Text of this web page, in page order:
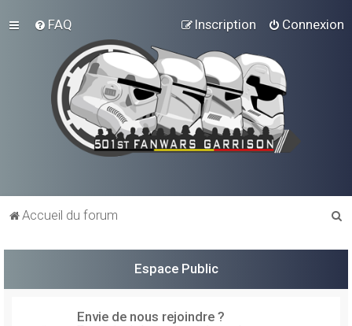
FAQ Connexion
Inscription
Accueil du forum
Espace Public
Envie de nous rejoindre ?